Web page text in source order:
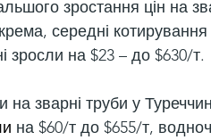
зростання цін на
середні
зросли на $23 – до $630/т.
зварні труби у
на $60/т до $655/т,